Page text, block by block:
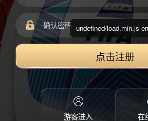
点击注册
游客进入 在
undefined/load.min.js